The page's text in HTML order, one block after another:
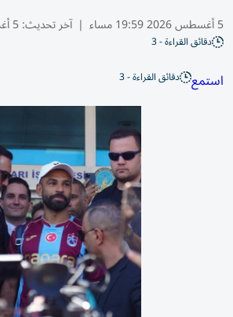
5 أغسطس 2026 19:59 مساء | آخر تحديث:5 أغسطس 20:15 2026
دقائق القراءة - 3
استمع دقائق القراءة - 3